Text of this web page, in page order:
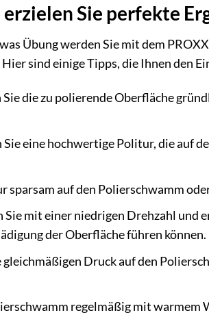
Sie perfekte
Übung werden Sie mit dem
sind einige Tipps, die Ihnen den
Sie die zu polierende Oberfläche
Sie eine hochwertige Politur, die auf
sparsam auf den Polierschwamm
Sie mit einer niedrigen Drehzahl und
der Oberfläche führen können.
gleichmäßigen Druck auf den
regelmäßig mit